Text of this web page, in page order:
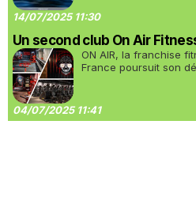
14/07/2025 11:30
Un second club On Air
ON AIR, la franchise
France poursuit son
04/07/2025 11:41